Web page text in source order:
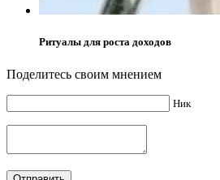
Ритуалы для роста доходов
Поделитесь своим мнением
Ник